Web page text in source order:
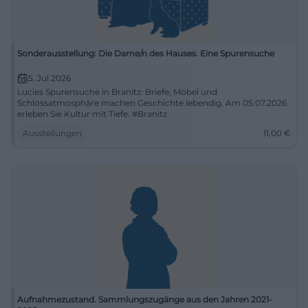
Sonderausstellung: Die Dame/n des Hauses. Eine Spurensuche
5. Jul 2026
Lucies Spurensuche in Branitz: Briefe, Möbel und
Schlossatmosphäre machen Geschichte lebendig. Am 05.07.2026
erleben Sie Kultur mit Tiefe. #Branitz
Ausstellungen
11,00 €
Aufnahmezustand. Sammlungszugänge aus den Jahren 2021-